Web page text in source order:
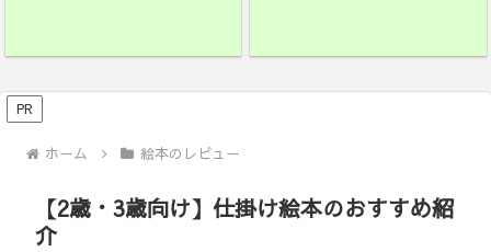
PR
ホーム 絵本のレビュー
【2歳・3歳向け】仕掛け絵本のおすすめ紹
介